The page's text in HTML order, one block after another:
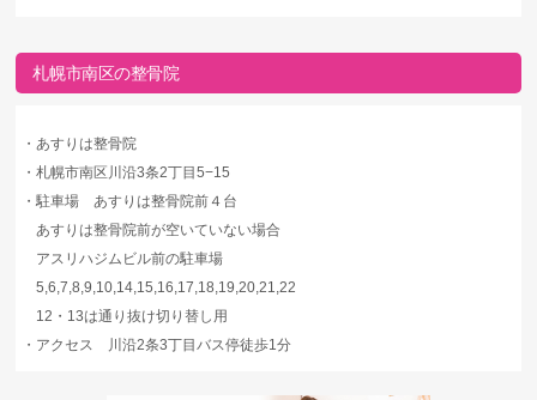
札幌市南区の整骨院
・あすりは整骨院
・札幌市南区川沿3条2丁目5−15
・駐車場 あすりは整骨院前４台
あすりは整骨院前が空いていない場合
アスリハジムビル前の駐車場
5,6,7,8,9,10,14,15,16,17,18,19,20,21,22
12・13は通り抜け切り替し用
・ アクセス 川沿2条3丁目バス停徒歩1分